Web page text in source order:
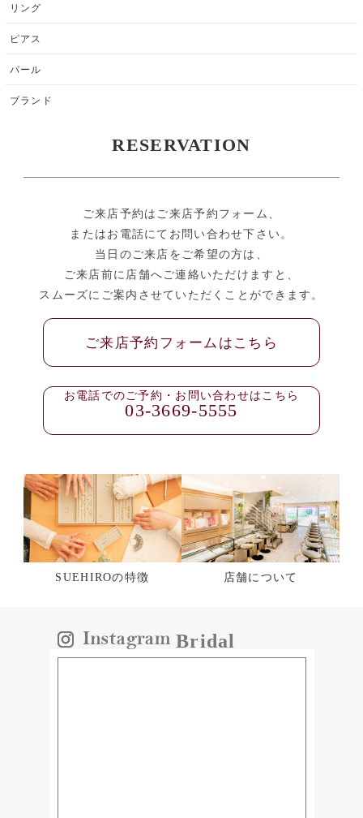
リング
ピアス
パール
ブランド
RESERVATION
ご来店予約はご来店予約フォーム、
またはお電話にてお問い合わせ下さい。
当日のご来店をご希望の方は、
ご来店前に店舗へご連絡いただけますと、
スムーズにご案内させていただくことができます。
ご来店予約フォームはこちら
お電話でのご予約・お問い合わせはこちら
03-3669-5555
SUEHIROの特徴 店舗について
Bridal